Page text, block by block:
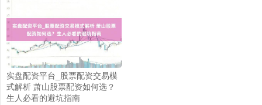
实盘配资平台_股票配资交易模
式解析 萧山股票配资如何选？
生人必看的避坑指南